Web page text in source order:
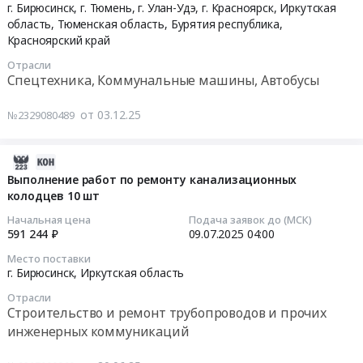
г. Бирюсинск, г. Тюмень, г. Улан-Удэ, г. Красноярск, Иркутская
область, Тюменская область, Бурятия республика,
Красноярский край
Отрасли
Спецтехника, Коммунальные машины, Автобусы
№2329080489 от 03.12.25
Выполнение работ по ремонту канализационных
колодцев 10 шт
Начальная цена
591 244 ₽
Подача заявок до (МСК)
09.07.2025 04:00
Место поставки
г. Бирюсинск, Иркутская область
Отрасли
Строительство и ремонт трубопроводов и прочих
инженерных коммуникаций